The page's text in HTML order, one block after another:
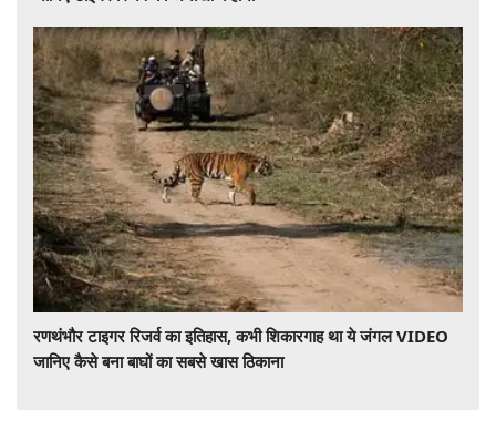
रणथंभौर टाइगर रिजर्व का इतिहास, कभी शिकारगाह था ये जंगल VIDEO
जानिए कैसे बना बाघों का सबसे खास ठिकाना